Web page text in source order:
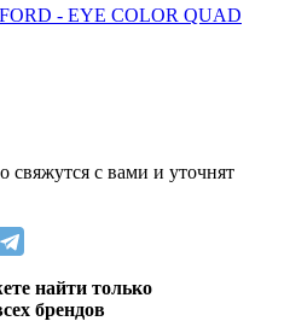
свяжутся с вами и уточнят
найти только
брендов